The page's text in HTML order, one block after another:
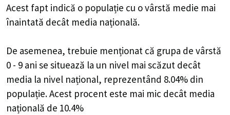
Acest fapt indică o populație cu o vârstă medie mai
înaintată decât media națională.
De asemenea, trebuie menționat că grupa de vârstă
0 - 9 ani se situează la un nivel mai scăzut decât
media la nivel național, reprezentând 8.04% din
populație. Acest procent este mai mic decât media
națională de 10.4%